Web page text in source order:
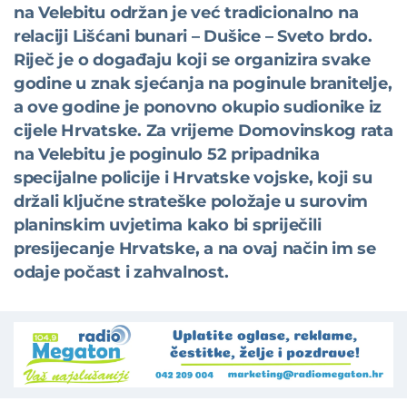
na Velebitu održan je već tradicionalno na
relaciji Lišćani bunari – Dušice – Sveto brdo.
Riječ je o događaju koji se organizira svake
godine u znak sjećanja na poginule branitelje,
a ove godine je ponovno okupio sudionike iz
cijele Hrvatske. Za vrijeme Domovinskog rata
na Velebitu je poginulo 52 pripadnika
specijalne policije i Hrvatske vojske, koji su
držali ključne strateške položaje u surovim
planinskim uvjetima kako bi spriječili
presijecanje Hrvatske, a na ovaj način im se
odaje počast i zahvalnost.